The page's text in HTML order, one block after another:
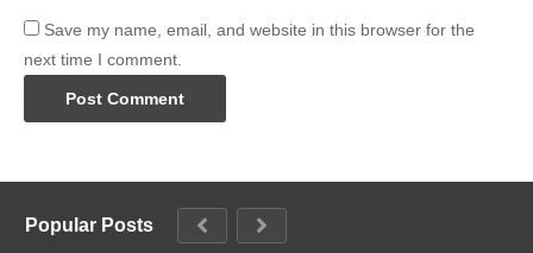
Save my name, email, and website in this browser for the
next time I comment.
Popular Posts